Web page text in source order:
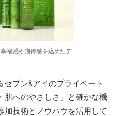
福感や期待感を込めたデ
ブン&アイのプライベート
肌へのやさしさ」と確かな機
加技術とノウハウを活用して